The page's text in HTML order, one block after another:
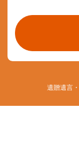
遺贈遺言